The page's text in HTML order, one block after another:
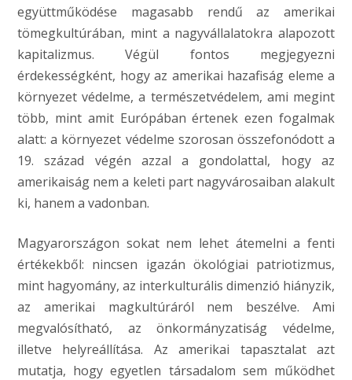
együttműködése magasabb rendű az amerikai
tömegkultúrában, mint a nagyvállalatokra alapozott
kapitalizmus. Végül fontos megjegyezni
érdekességként, hogy az amerikai hazafiság eleme a
környezet védelme, a természetvédelem, ami megint
több, mint amit Európában értenek ezen fogalmak
alatt: a környezet védelme szorosan összefonódott a
19. század végén azzal a gondolattal, hogy az
amerikaiság nem a keleti part nagyvárosaiban alakult
ki, hanem a vadonban.
Magyarországon sokat nem lehet átemelni a fenti
értékekből: nincsen igazán ökológiai patriotizmus,
mint hagyomány, az interkulturális dimenzió hiányzik,
az amerikai magkultúráról nem beszélve. Ami
megvalósítható, az önkormányzatiság védelme,
illetve helyreállítása. Az amerikai tapasztalat azt
mutatja, hogy egyetlen társadalom sem működhet